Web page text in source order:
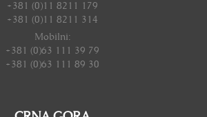
+381 (0)11 8211 179
+381 (0)11 8211 314
Mobilni:
+381 (0)63 111 39 79
+381 (0)63 111 89 30